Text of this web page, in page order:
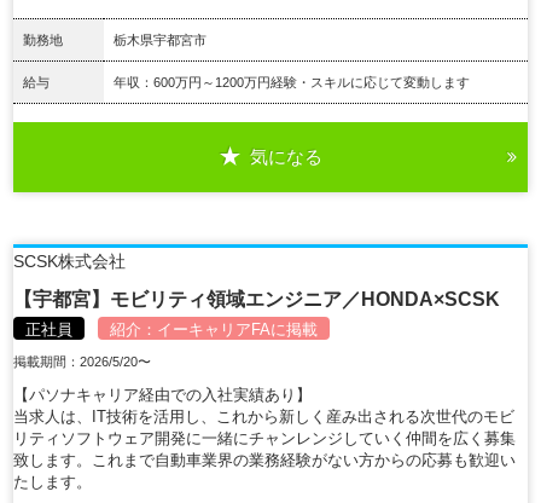
勤務地 栃木県宇都宮市
給与 年収：600万円～1200万円経験・スキルに応じて変動します
気になる
SCSK株式会社
【宇都宮】モビリティ領域エンジニア／HONDA×SCSK
正社員 紹介： イーキャリアFAに掲載
掲載期間：2026/5/20〜
【パソナキャリア経由での入社実績あり】
当求人は、IT技術を活用し、これから新しく産み出される次世代のモビ
リティソフトウェア開発に一緒にチャンレンジしていく仲間を広く募集
致します。これまで自動車業界の業務経験がない方からの応募も歓迎い
たします。